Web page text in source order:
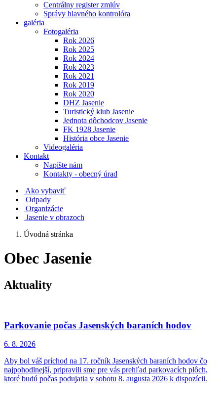
Centrálny register zmlúv
Správy hlavného kontrolóra
galéria
Fotogaléria
Rok 2026
Rok 2025
Rok 2024
Rok 2023
Rok 2021
Rok 2019
Rok 2020
DHZ Jasenie
Turistický klub Jasenie
Jednota dôchodcov Jasenie
FK 1928 Jasenie
História obce Jasenie
Videogaléria
Kontakt
Napíšte nám
Kontakty - obecný úrad
Ako vybaviť
Odpady
Organizácie
Jasenie v obrazoch
Úvodná stránka
Obec Jasenie
Aktuality
Parkovanie počas Jasenských baraních hodov
6. 8. 2026
Aby bol váš príchod na 17. ročník Jasenských baraních hodov čo
najpohodlnejší, pripravili sme pre vás prehľad parkovacích plôch,
ktoré budú počas podujatia v sobotu 8. augusta 2026 k dispozícii.